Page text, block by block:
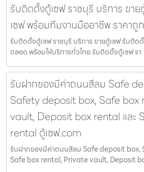
รับติดตั้งตู้เซฟ ราชบุรี บริการ ขา
เซฟ พร้อมทีมงานมืออาชีพ ราคาถูก
รับติดตั้งตู้เซฟ ราชบุรี บริการ ขายตู้เซฟ รับติ
ตลอด พร้อมให้บริการทั่วไทย รับติดตั้งตู้เซฟ รา
รับฝากของมีค่าถนนสีลม Safe
Safety deposit box, Safe box
vault, Deposit box rental และ
rental ตู้เซฟ.com
รับฝากของมีค่าถนนสีลม Safe deposit
Safe box rental, Private vault, Deposit